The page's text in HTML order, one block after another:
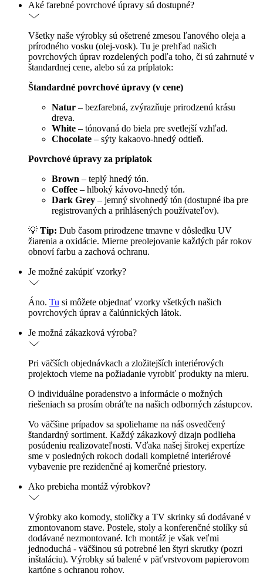
Aké farebné povrchové úpravy sú dostupné?
Všetky naše výrobky sú ošetrené zmesou ľanového oleja a
prírodného vosku (olej-vosk). Tu je prehľad našich
povrchových úprav rozdelených podľa toho, či sú zahrnuté v
štandardnej cene, alebo sú za príplatok:
Štandardné povrchové úpravy (v cene)
Natur – bezfarebná, zvýrazňuje prirodzenú krásu
dreva.
White – tónovaná do biela pre svetlejší vzhľad.
Chocolate – sýty kakaovo-hnedý odtieň.
Povrchové úpravy za príplatok
Brown – teplý hnedý tón.
Coffee – hlboký kávovo-hnedý tón.
Dark Grey – jemný sivohnedý tón (dostupné iba pre
registrovaných a prihlásených používateľov).
💡 Tip: Dub časom prirodzene tmavne v dôsledku UV
žiarenia a oxidácie. Mierne preolejovanie každých pár rokov
obnoví farbu a zachová ochranu.
Je možné zakúpiť vzorky?
Áno. Tu si môžete objednať vzorky všetkých našich
povrchových úprav a čalúnnických látok.
Je možná zákazková výroba?
Pri väčších objednávkach a zložitejších interiérových
projektoch vieme na požiadanie vyrobiť produkty na mieru.
O individuálne poradenstvo a informácie o možných
riešeniach sa prosím obráťte na našich odborných zástupcov.
Vo väčšine prípadov sa spoliehame na náš osvedčený
štandardný sortiment. Každý zákazkový dizajn podlieha
posúdeniu realizovateľnosti. Vďaka našej širokej expertíze
sme v posledných rokoch dodali kompletné interiérové
vybavenie pre rezidenčné aj komerčné priestory.
Ako prebieha montáž výrobkov?
Výrobky ako komody, stoličky a TV skrinky sú dodávané v
zmontovanom stave. Postele, stoly a konferenčné stolíky sú
dodávané nezmontované. Ich montáž je však veľmi
jednoduchá - väčšinou sú potrebné len štyri skrutky (pozri
inštaláciu). Výrobky sú balené v päťvrstvovom papierovom
kartóne s ochranou rohov.